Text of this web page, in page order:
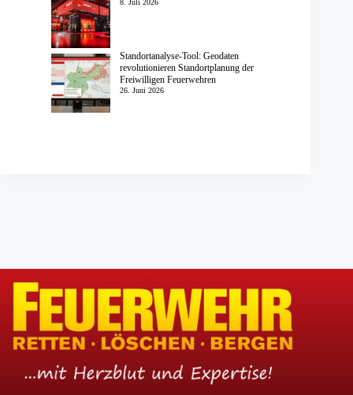
8. Juli 2026
Standortanalyse-Tool: Geodaten
revolutionieren Standortplanung der
Freiwilligen Feuerwehren
26. Juni 2026